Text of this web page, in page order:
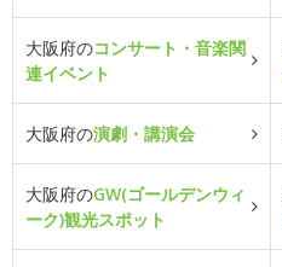
大阪府のコンサート・音楽関
連イベント
大阪府の演劇・講演会
大阪府のGW(ゴールデンウィ
ーク)観光スポット